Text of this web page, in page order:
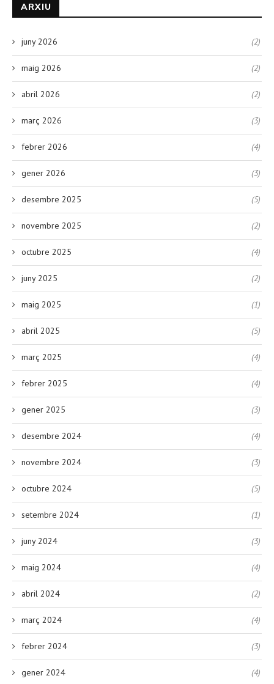
ARXIU
juny 2026 (2)
maig 2026 (2)
abril 2026 (2)
març 2026 (3)
febrer 2026 (4)
gener 2026 (3)
desembre 2025 (5)
novembre 2025 (2)
octubre 2025 (4)
juny 2025 (2)
maig 2025 (1)
abril 2025 (5)
març 2025 (4)
febrer 2025 (4)
gener 2025 (3)
desembre 2024 (4)
novembre 2024 (3)
octubre 2024 (5)
setembre 2024 (1)
juny 2024 (3)
maig 2024 (4)
abril 2024 (2)
març 2024 (4)
febrer 2024 (3)
gener 2024 (4)